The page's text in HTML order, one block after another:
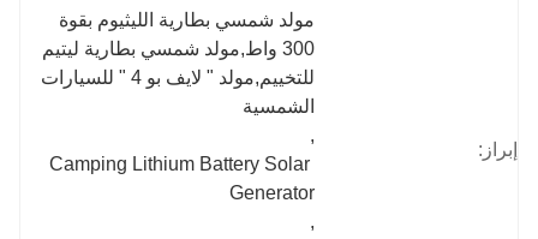
إبراز:
مولد شمسي بطارية الليثيوم بقوة
300 واط,مولد شمسي بطارية ليتيم
للتخييم,مولد " لايف بو 4 " للسيارات
الشمسية
,
Camping Lithium Battery Solar
Generator
,